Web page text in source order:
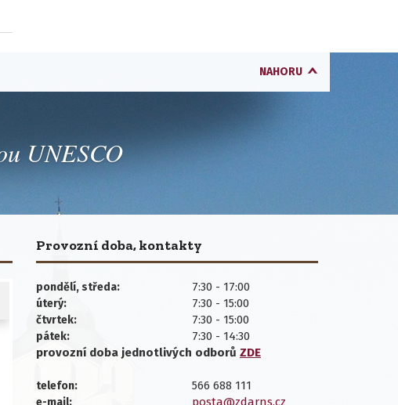
NAHORU
UNESCO
Provozní doba, kontakty
pondělí, středa: 7:30 - 17:00
úterý: 7:30 - 15:00
čtvrtek: 7:30 - 15:00
pátek:
7:30 - 14:30
provozní doba jednotlivých odborů ZDE
telefon: 566 688 111
e-mail: posta@zdarns.cz